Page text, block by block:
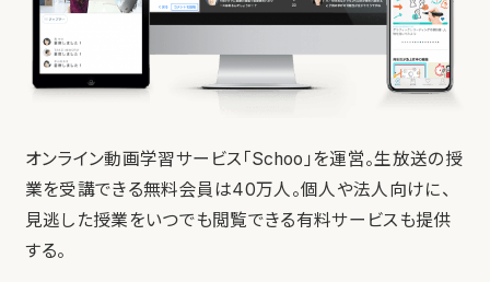
オンライン動画学習サービス「Schoo」を運営。生放送の授
業を受講できる無料会員は40万人。個人や法人向けに、
見逃した授業をいつでも閲覧できる有料サービスも提供
する。